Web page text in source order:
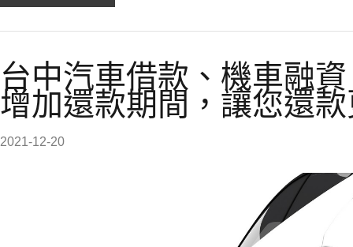
台中汽車借款、機車融
增加還款期間，讓您還
2021-12-20